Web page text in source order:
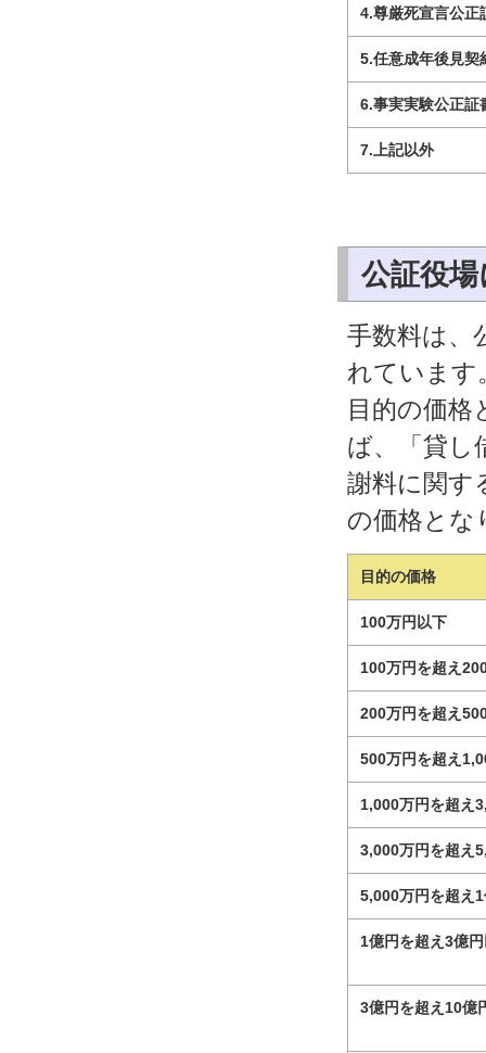
4.尊厳死宣言公正
5.任意成年後見契
6.事実実験公正証
7.上記以外
公証役
手数料は、
れています
目的の価格
ば、「貸し
謝料に関す
の価格とな
目的の価格
100万円以下
100万円を超え
200万円を超え
500万円を超え
1,000万円を超え
3,000万円を超え
5,000万円を超え
1億円を超え3億
3億円を超え10億